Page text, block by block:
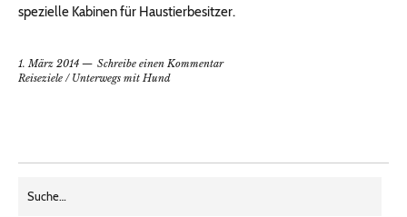
spezielle Kabinen für Haustierbesitzer.
1. März 2014
Schreibe einen Kommentar
Reiseziele / Unterwegs mit Hund